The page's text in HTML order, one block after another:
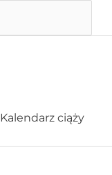
Kalendarz ciąży